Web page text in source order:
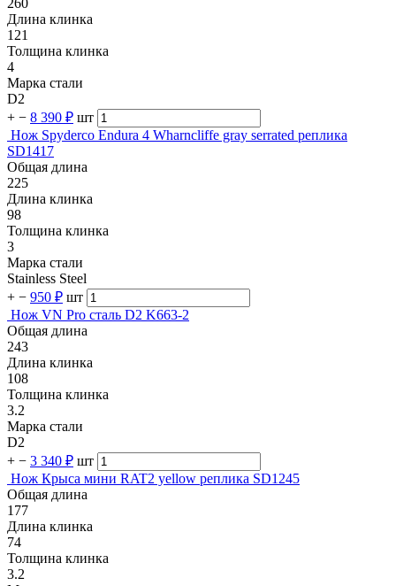
Длина клинка
121
Толщина клинка
4
Марка стали
D2
+ − 8 390 ₽ шт
Нож Spyderco Endura 4 Wharncliffe gray serrated реплика
SD1417
Общая длина
225
Длина клинка
98
Толщина клинка
3
Марка стали
Stainless Steel
+ − 950 ₽ шт
Нож VN Pro сталь D2 K663-2
Общая длина
243
Длина клинка
108
Толщина клинка
3.2
Марка стали
D2
+ − 3 340 ₽ шт
Нож Крыса мини RAT2 yellow реплика SD1245
Общая длина
177
Длина клинка
74
Толщина клинка
3.2